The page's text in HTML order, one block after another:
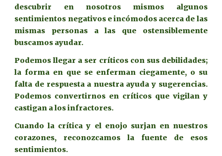
descubrir en nosotros mismos algunos
sentimientos negativos e incómodos acerca de las
mismas personas a las que ostensiblemente
buscamos ayudar.
Podemos llegar a ser críticos con sus debilidades;
la forma en que se enferman ciegamente, o su
falta de respuesta a nuestra ayuda y sugerencias.
Podemos convertirnos en críticos que vigilan y
castigan a los infractores.
Cuando la crítica y el enojo surjan en nuestros
corazones, reconozcamos la fuente de esos
sentimientos.